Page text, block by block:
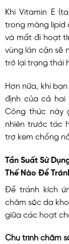
Khi Vitamin E
trong màng lipid
và mất đi hoạt
vùng lân cận sẽ
trở lại trạng thái
Hơn nữa, khi
định của cả hai
Công thức này
nhiên trước tác
trợ kem chống
Tần Suất Sử
Thế Nào Để
Để tránh kích
chăm sóc da
giữa các hoạt
Chu trình chăm